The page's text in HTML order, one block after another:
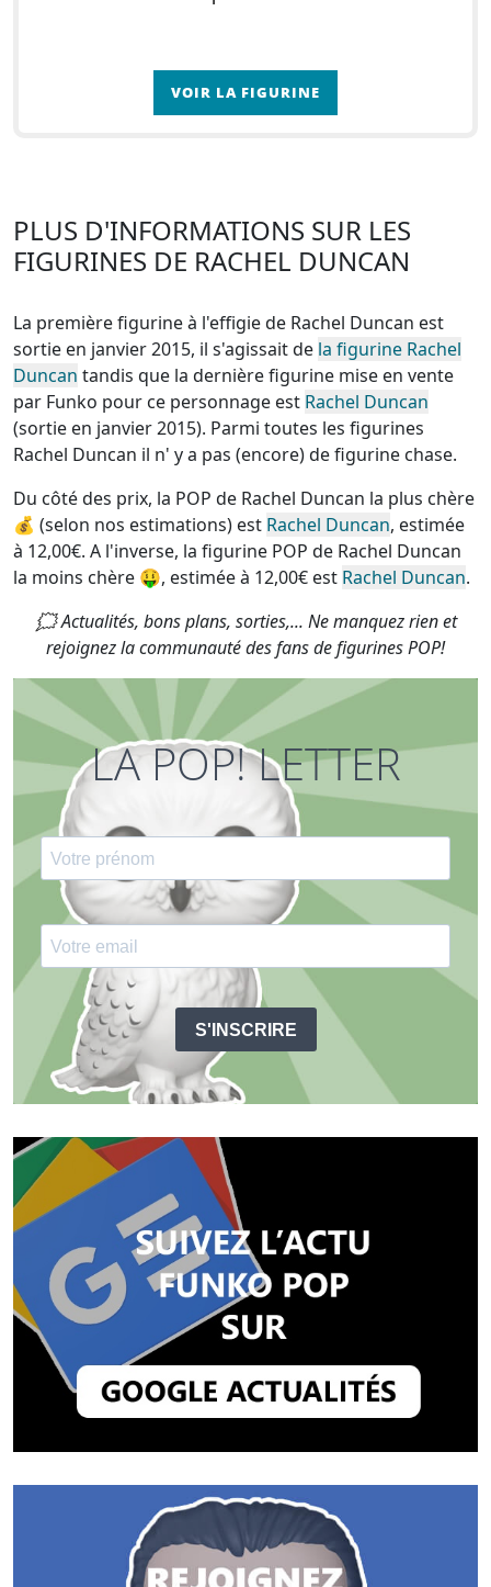
VOIR LA FIGURINE
PLUS D'INFORMATIONS SUR LES
FIGURINES DE RACHEL DUNCAN
La première figurine à l'effigie de Rachel Duncan est
sortie en janvier 2015, il s'agissait de la figurine Rachel
Duncan tandis que la dernière figurine mise en vente
par Funko pour ce personnage est Rachel Duncan
(sortie en janvier 2015). Parmi toutes les figurines
Rachel Duncan il n' y a pas (encore) de figurine chase.
Du côté des prix, la POP de Rachel Duncan la plus chère
💰 (selon nos estimations) est Rachel Duncan, estimée
à 12,00€. A l'inverse, la figurine POP de Rachel Duncan
la moins chère 🤑, estimée à 12,00€ est Rachel Duncan.
🗯 Actualités, bons plans, sorties,... Ne manquez rien et
rejoignez la communauté des fans de figurines POP!
LA POP! LETTER
S'INSCRIRE